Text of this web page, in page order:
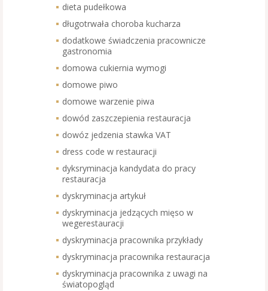
dieta pudełkowa
długotrwała choroba kucharza
dodatkowe świadczenia pracownicze
gastronomia
domowa cukiernia wymogi
domowe piwo
domowe warzenie piwa
dowód zaszczepienia restauracja
dowóz jedzenia stawka VAT
dress code w restauracji
dyksryminacja kandydata do pracy
restauracja
dyskryminacja artykuł
dyskryminacja jedzących mięso w
wegerestauracji
dyskryminacja pracownika przykłady
dyskryminacja pracownika restauracja
dyskryminacja pracownika z uwagi na
światopogląd